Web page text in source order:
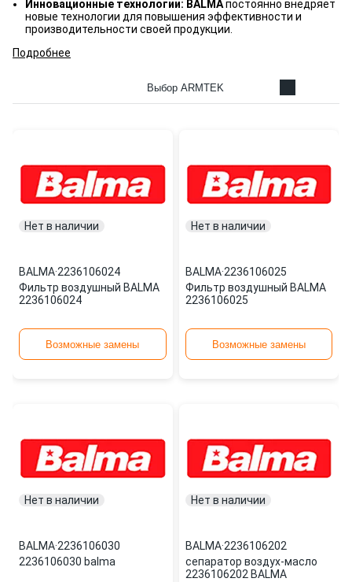
Инновационные технологии: BALMAпостоянно внедряет
новые технологии для повышения эффективности и
производительности своей продукции.
Подробнее
Выбор ARMTEK
Нет в наличии
BALMA·2236106024
Фильтр воздушный BALMA
2236106024
Возможные замены
Нет в наличии
BALMA·2236106025
Фильтр воздушный BALMA
2236106025
Возможные замены
Нет в наличии
BALMA·2236106030
2236106030 balma
Нет в наличии
BALMA·2236106202
сепаратор воздух-масло
2236106202 BALMA